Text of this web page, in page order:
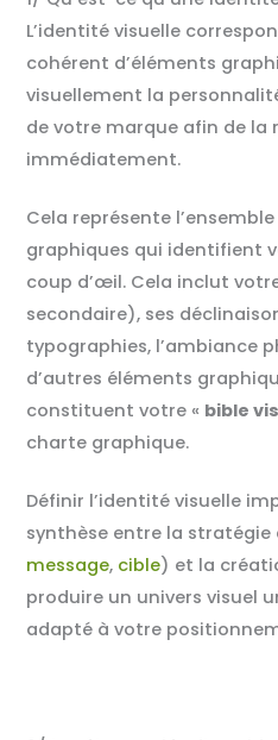
L’identité visuelle
cohérent d’éléments
visuellement la
de votre marque afin de la
immédiatement.
Cela représente
graphiques qui identifient
coup d’œil. Cela inclut
secondaire), ses
typographies, l’ambiance
d’autres éléments
constituent votre « bible
charte graphique.
Définir l’identité visuelle
synthèse entre la stratégie
message, cible) et la
produire un univers visuel
adapté à votre